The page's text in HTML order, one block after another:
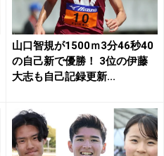
山口智規が1500ｍ3分46秒40
の自己新で優勝！ 3位の伊藤
大志も自己記録更新...